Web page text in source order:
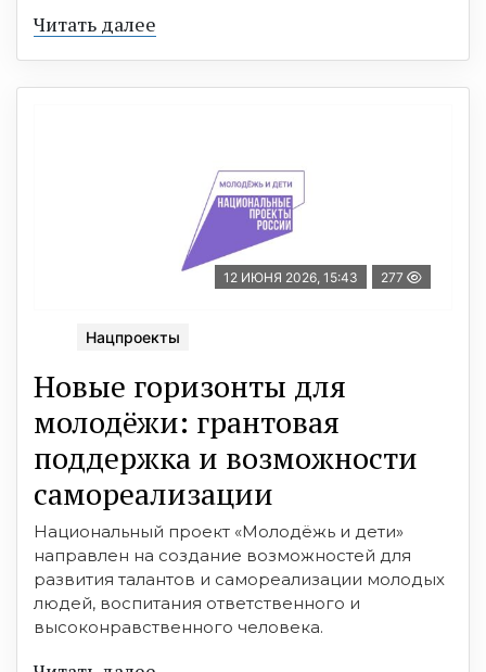
Читать далее
12 ИЮНЯ 2026, 15:43 277
Нацпроекты
Новые горизонты для
молодёжи: грантовая
поддержка и возможности
самореализации
Национальный проект «Молодёжь и дети»
направлен на создание возможностей для
развития талантов и самореализации молодых
людей, воспитания ответственного и
высоконравственного человека.